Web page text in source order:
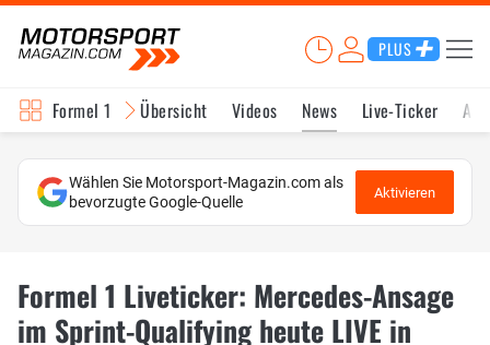
PLUS
Formel 1 Übersicht Videos News Live-Ticker
Wählen Sie Motorsport-Magazin.com als
bevorzugte Google-Quelle
Aktivieren
Formel 1 Liveticker: Mercedes-Ansage
im Sprint-Qualifying heute LIVE in